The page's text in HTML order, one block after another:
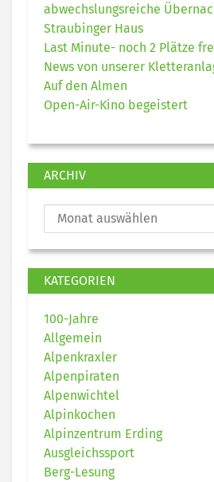
abwechslungsreiche
Straubinger Haus
Last Minute- noch 2 Plätze
News von unserer
Auf den Almen
Open-Air-Kino begeistert
ARCHIV
KATEGORIEN
100-Jahre
Allgemein
Alpenkraxler
Alpenpiraten
Alpenwichtel
Alpinkochen
Alpinzentrum Erding
Ausgleichssport
Berg-Lesung